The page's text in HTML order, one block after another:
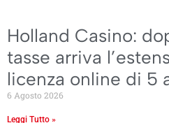
Holland Casino:
tasse arriva
licenza online di 5
6 Agosto 2026
Leggi Tutto »